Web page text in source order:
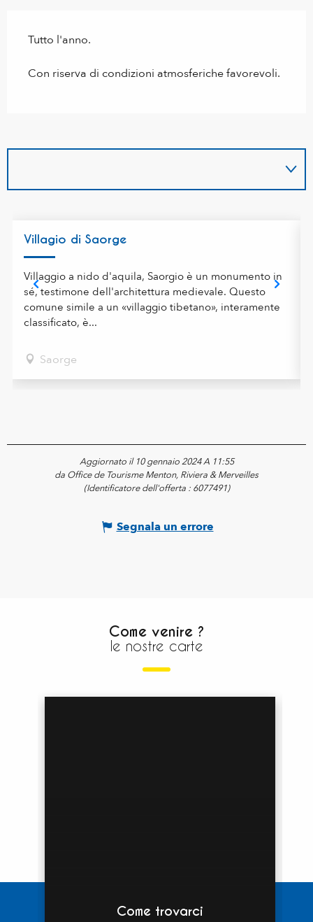
Tutto l'anno.
Con riserva di condizioni atmosferiche favorevoli.
Villagio di Saorge
Villaggio a nido d'aquila, Saorgio è un monumento in
sé, testimone dell'architettura medievale. Questo
comune simile a un «villaggio tibetano», interamente
classificato, è...
Saorge
Aggiornato il 10 gennaio 2024 A 11:55
da Office de Tourisme Menton, Riviera & Merveilles
(Identificatore dell'offerta : 6077491)
Segnala un errore
Come venire ?
le nostre carte
Come trovarci